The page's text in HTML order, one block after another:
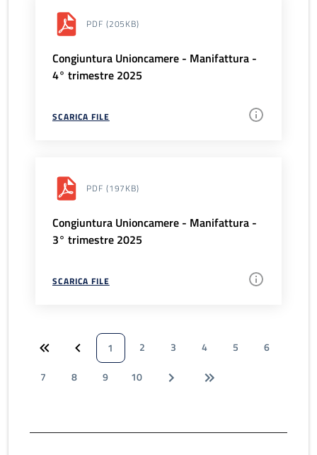
PDF (205KB)
Congiuntura Unioncamere - Manifattura -
4° trimestre 2025
SCARICA FILE
PDF (197KB)
Congiuntura Unioncamere - Manifattura -
3° trimestre 2025
SCARICA FILE
1 2 3 4 5
6
7
8 9 10